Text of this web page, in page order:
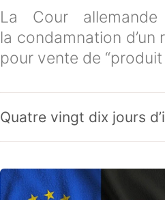
La Cour
la condamnation
pour vente de
Quatre vingt dix jours